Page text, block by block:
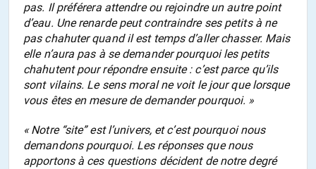
pas. Il préférera attendre ou rejoindre un autre point
d’eau. Une renarde peut contraindre ses petits à ne
pas chahuter quand il est temps d’aller chasser. Mais
elle n’aura pas à se demander pourquoi les petits
chahutent pour répondre ensuite : c’est parce qu’ils
sont vilains. Le sens moral ne voit le jour que lorsque
vous êtes en mesure de demander pourquoi. »
« Notre “site” est l’univers, et c’est pourquoi nous
demandons pourquoi. Les réponses que nous
apportons à ces questions décident de notre degré